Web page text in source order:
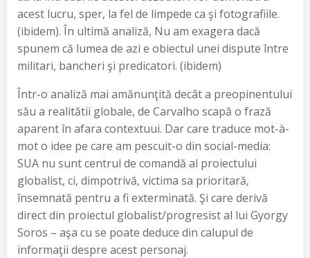
acest lucru, sper, la fel de limpede ca şi fotografiile.
(ibidem). În ultimă analiză, Nu am exagera dacă
spunem că lumea de azi e obiectul unei dispute între
militari, bancheri şi predicatori. (ibidem)
Într-o analiză mai amănunţită decât a preopinentului
său a realitătii globale, de Carvalho scapă o frază
aparent în afara contextuui. Dar care traduce mot-à-
mot o idee pe care am pescuit-o din social-media:
SUA nu sunt centrul de comandă al proiectului
globalist, ci, dimpotrivă, victima sa prioritară,
însemnată pentru a fi exterminată. Şi care derivă
direct din proiectul globalist/progresist al lui Gyorgy
Soros – aşa cu se poate deduce din calupul de
informaţii despre acest personaj.